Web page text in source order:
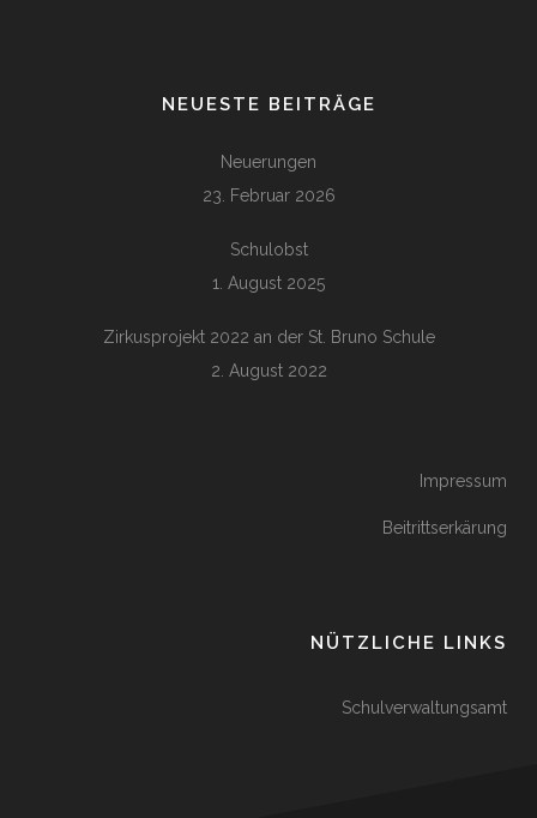
NEUESTE BEITRÄGE
Neuerungen
23. Februar 2026
Schulobst
1. August 2025
Zirkusprojekt 2022 an der St. Bruno Schule
2. August 2022
Impressum
Beitrittserkärung
NÜTZLICHE LINKS
Schulverwaltungsamt